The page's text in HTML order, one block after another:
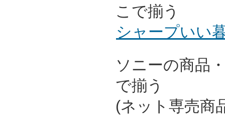
こで揃う
シャープいい
ソニーの商品
で揃う
(ネット専売商